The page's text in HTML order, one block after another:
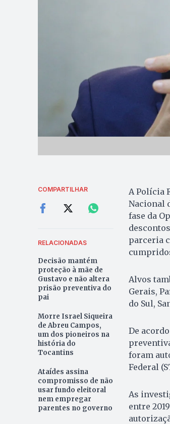
COMPARTILHAR
RELACIONADAS
Decisão mantém
proteção à mãe de
Gustavo e não altera
prisão preventiva do
pai
Morre Israel Siqueira
de Abreu Campos,
um dos pioneiros na
história do
Tocantins
Ataídes assina
compromisso de não
usar fundo eleitoral
nem empregar
parentes no governo
A Polícia
Nacional
fase da
parceria
Alvos
Gerais,
do Sul,
De
foram
Federal
As
entre